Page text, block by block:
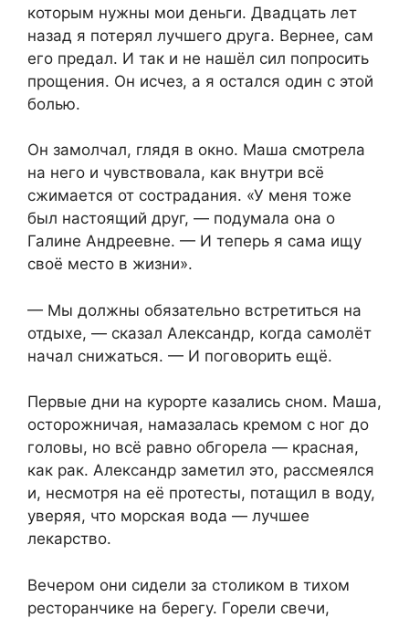
которым нужны мои деньги. Двадцать лет
назад я потерял лучшего друга. Вернее, сам
его предал. И так и не нашёл сил попросить
прощения. Он исчез, а я остался один с этой
болью.
Он замолчал, глядя в окно. Маша смотрела
на него и чувствовала, как внутри всё
сжимается от сострадания. «У меня тоже
был настоящий друг, — подумала она о
Галине Андреевне. — И теперь я сама ищу
своё место в жизни».
— Мы должны обязательно встретиться на
отдыхе, — сказал Александр, когда самолёт
начал снижаться. — И поговорить ещё.
Первые дни на курорте казались сном. Маша,
осторожничая, намазалась кремом с ног до
головы, но всё равно обгорела — красная,
как рак. Александр заметил это, рассмеялся
и, несмотря на её протесты, потащил в воду,
уверяя, что морская вода — лучшее
лекарство.
Вечером они сидели за столиком в тихом
ресторанчике на берегу. Горели свечи,